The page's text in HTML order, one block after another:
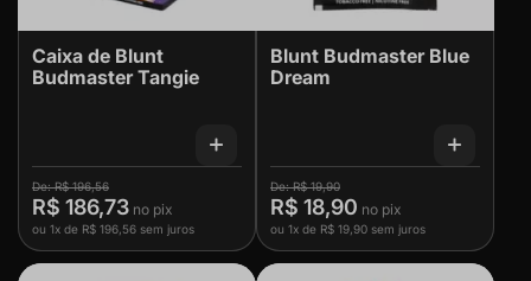
Caixa de Blunt
Budmaster Tangie
R$ 196,56
R$ 186,73
ou 1x de R$ 196,56 sem juros
Blunt Budmaster Blue
Dream
R$ 19,90
R$ 18,90
ou 1x de R$ 19,90 sem juros